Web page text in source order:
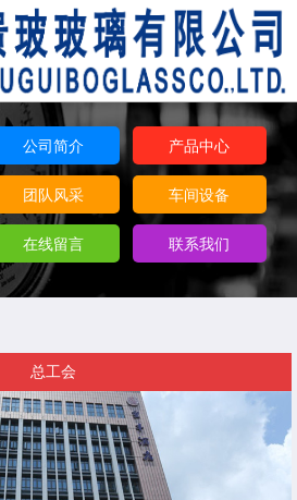
公司简介 产品中心
团队风采 车间设备
在线留言 联系我们
总工会